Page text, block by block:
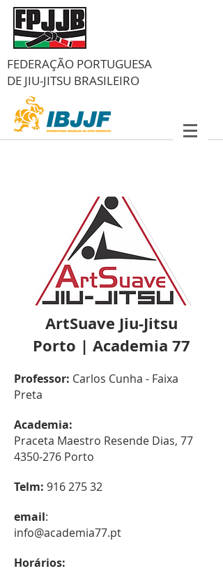
FEDERAÇÃO PORTUGUESA
DE JIU-JITSU BRASILEIRO
ArtSuave Jiu-Jitsu
Porto | Academia 77
Professor: Carlos Cunha - Faixa
Preta
Academia:
Praceta Maestro Resende Dias, 77
4350-276 Porto
Telm: 916 275 32
email:
info@academia77.pt
Horários: